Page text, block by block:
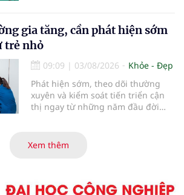
bàn chải quá lâu có thể làm giảm
hiệu quả làm sạch và ảnh hưởng
đến sức khỏe răng miệng...
gia tăng, cần phát hiện sớm
trẻ nhỏ
09:09 | 03/08/2026
Khỏe - Đẹp
Phát hiện sớm, theo dõi thường
xuyên và kiểm soát tiến triển cận
thị ngay từ những năm đầu đời
trẻ. Đây cũng là định hướng của
Trung tâm Nhãn nhi và Kiểm soát
Xem thêm